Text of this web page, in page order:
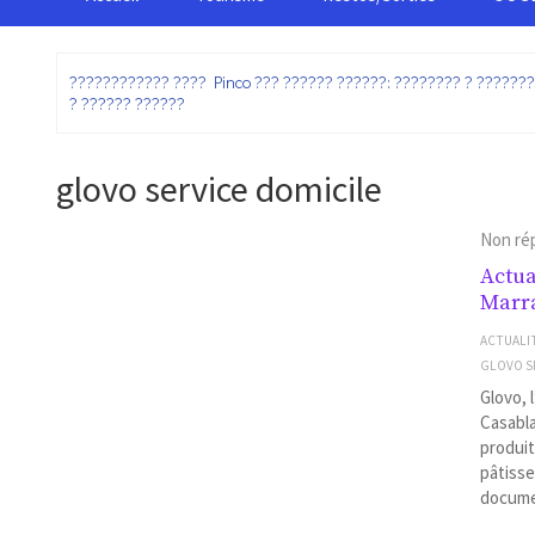
???????????? ???? Pinco ??? ?????? ??????: ???????? ?
? ?????? ??????
glovo service domicile
Non
GLOVO
Glovo,